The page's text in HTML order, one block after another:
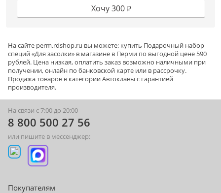
Информация о технических характеристиках, комплектации и
Хочу 300 ₽
На сайте perm.rdshop.ru вы можете: купить Подарочный набор
специй «Для засолки» в магазине в Перми по выгодной цене 590
рублей. Цена низкая, оплатить заказ возможно наличными при
получении, онлайн по банковской карте или в рассрочку.
Продажа товаров в категорииАвтоклавы с гарантией
производителя.
На связи с 7:00 до 20:00
8 800 500 27 56
или пишите в мессенджер:
Покупателям